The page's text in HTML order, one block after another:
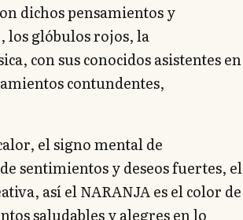
dichos pensamientos y
los glóbulos rojos, la
con sus conocidos asistentes en
contundentes,
el signo mental de
sentimientos y deseos fuertes, el
así el NARANJA es el color de
saludables y alegres en lo